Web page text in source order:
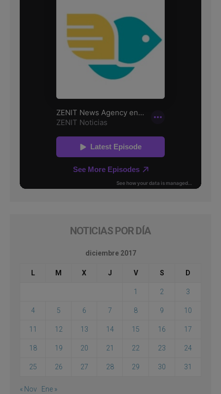
NOTICIAS POR DÍA
diciembre 2017
L M X J V S D
1 2 3
4 5 6 7 8 9 10
11 12 13 14 15 16 17
18 19 20 21 22 23 24
25 26 27 28 29 30 31
« Nov Ene »